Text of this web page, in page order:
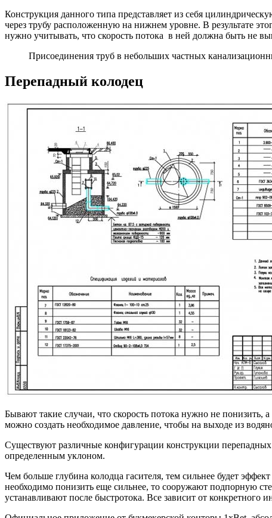
Конструкция данного типа представляет из себя
через трубу расположенную на нижнем уровне. В результате
нужно учитывать, что скорость потока в ней должна быть не
Присоединения труб в небольших частных
Перепадный колодец
Бывают такие случаи, что скорость потока нужно не понизить,
можно создать необходимое давление, чтобы на выходе из
Существуют различные конфигурации конструкции
определенным уклоном.
Чем больше глубина колодца гасителя, тем сильнее будет
необходимо понизить еще сильнее, то сооружают подпорную
устанавливают после быстротока. Все зависит от конкретного